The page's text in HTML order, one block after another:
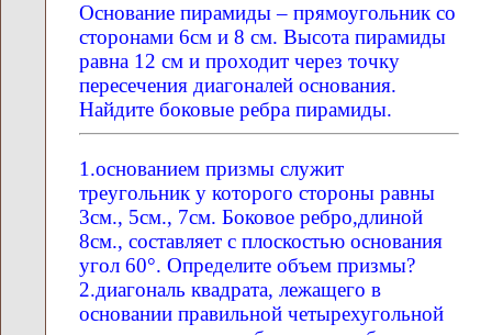
Основание пирамиды – прямоугольник со
сторонами 6см и 8 см. Высота пирамиды
равна 12 см и проходит через точку
пересечения диагоналей основания.
Найдите боковые ребра пирамиды.
1.основанием призмы служит
треугольник у которого стороны равны
3см., 5см., 7см. Боковое ребро,длиной
8см., составляет с плоскостью основания
угол 60°. Определите объем призмы?
2.диагональ квадрата, лежащего в
основании правильной четырехугольной